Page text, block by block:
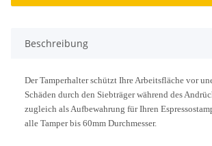
Beschreibung
Der Tamperhalter schützt Ihre Arbeitsfläche vor
Schäden durch den Siebträger während des
zugleich als Aufbewahrung für Ihren
alle Tamper bis 60mm Durchmesser.